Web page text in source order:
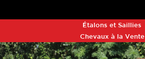
Étalons et Saillies
Chevaux à la Vente